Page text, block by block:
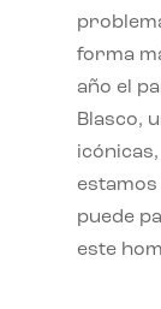
forma
año el
Blasco,
puede
este